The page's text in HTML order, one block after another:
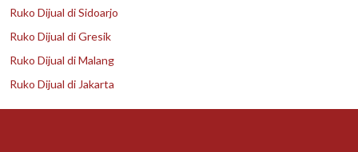
Ruko Dijual di Sidoarjo
Ruko Dijual di Gresik
Ruko Dijual di Malang
Ruko Dijual di Jakarta